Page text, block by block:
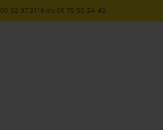
06 52 97 21 18 ou 06 75 50 24 42